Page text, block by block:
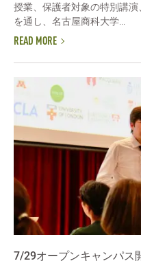
授業、保護者対象の特別講
を通し、名古屋商科大学...
READ MORE
7/29オープンキャンパス